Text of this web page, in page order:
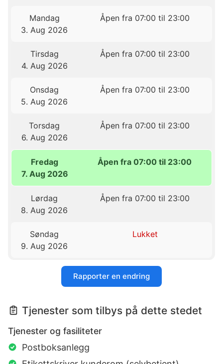
Mandag
3. Aug 2026
Åpen fra 07:00 til 23:00
Tirsdag
4. Aug 2026
Åpen fra 07:00 til 23:00
Onsdag
5. Aug 2026
Åpen fra 07:00 til 23:00
Torsdag
6. Aug 2026
Åpen fra 07:00 til 23:00
Fredag
7. Aug 2026
Åpen fra 07:00 til 23:00
Lørdag
8. Aug 2026
Åpen fra 07:00 til 23:00
Søndag
9. Aug 2026
Lukket
Rapporter en endring
Tjenester som tilbys på dette stedet
Tjenester og fasiliteter
Postboksanlegg